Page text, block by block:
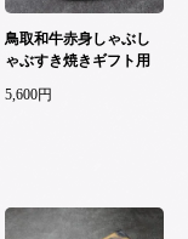
鳥取和牛赤身しゃぶし
ゃぶすき焼きギフト用
5,600円